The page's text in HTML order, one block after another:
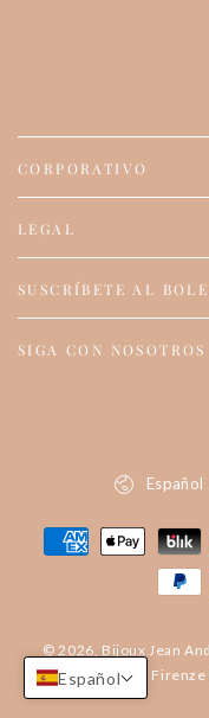
CORPORATIVO
LEGAL
SUSCRÍBETE AL
SIGA CON NOSOTROS
© 2026, Bijoux Jean
Firenze
Español
Formas
Español